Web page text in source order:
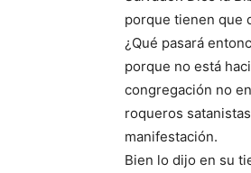
porque tienen que
¿Qué pasará
porque no está
congregación no
roqueros
manifestación.
Bien lo dijo en su